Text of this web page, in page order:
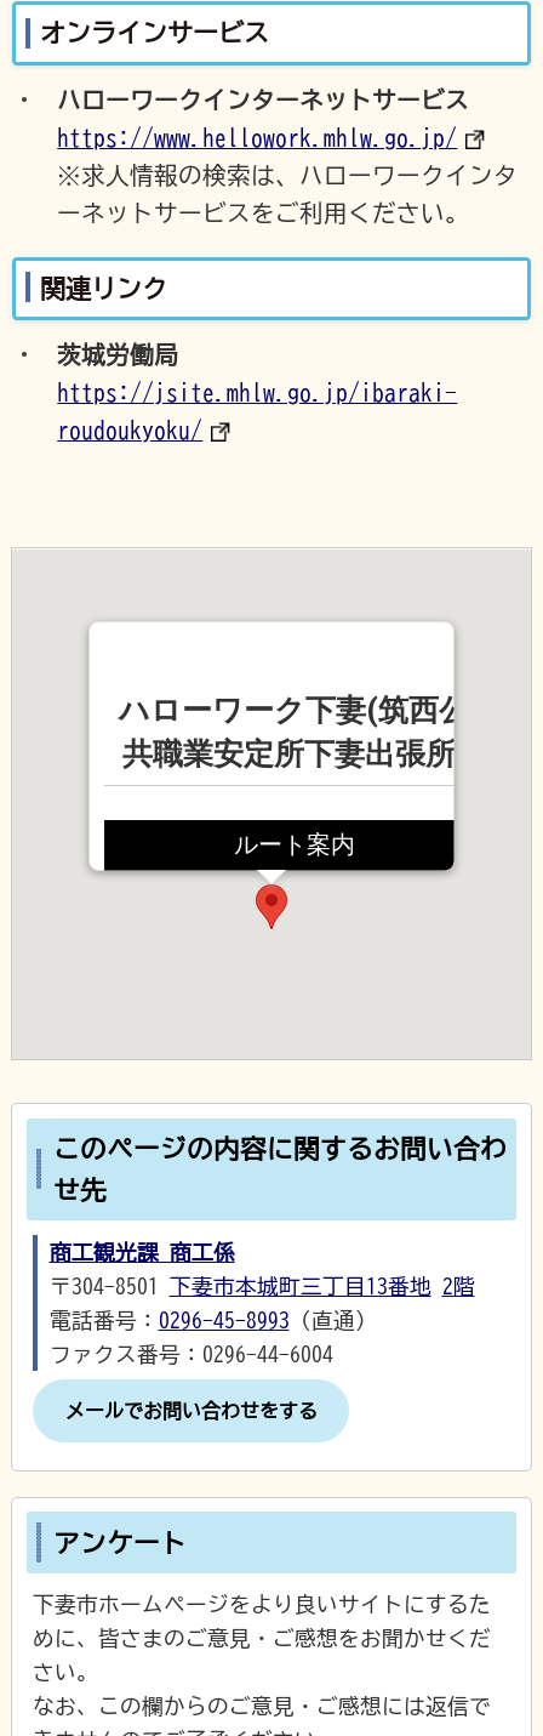
オンラインサービス
ハローワークインターネットサービス
https://www.hellowork.mhlw.go.jp/
※求人情報の検索は、ハローワークインタ
ーネットサービスをご利用ください。
関連リンク
茨城労働局
https://jsite.mhlw.go.jp/ibaraki-
roudoukyoku/
ハローワーク下妻(筑西公
共職業安定所下妻出張所)
ルート案内
このページの内容に関するお問い合わ
せ先
商工観光課 商工係
〒304-8501 下妻市本城町三丁目13番地
2階
電話番号： 0296-45-8993 （直通）
ファクス番号：0296-44-6004
メールでお問い合わせをする
アンケート
下妻市ホームページをより良いサイトにするた
めに、皆さまのご意見・ご感想をお聞かせくだ
さい。
なお、この欄からのご意見・ご感想には返信で